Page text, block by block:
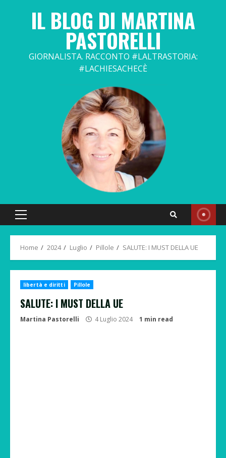
IL BLOG DI MARTINA
PASTORELLI
GIORNALISTA. RACCONTO #LALTRASTORIA:
#LACHIESACHECÈ
Primary
Home 2024 Luglio Pillole SALUTE: I MUST DELLA UE
libertà e diritti Pillole
SALUTE: I MUST DELLA UE
Martina Pastorelli 4 Luglio 2024 1 min read